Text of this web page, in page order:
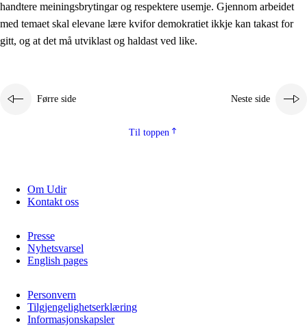
2.5.1 Folkehelse og livsmeistring
2.5.2 Demokrati og medborgarskap
handtere meiningsbrytingar og respektere usemje. Gjennom arbeidet
med temaet skal elevane lære kvifor demokratiet ikkje kan takast for
gitt, og at det må utviklast og haldast ved like.
Førre side Neste side
Til toppen
Om Udir
Kontakt oss
Presse
Nyhetsvarsel
English pages
Personvern
Tilgjengelighetserklæring
Informasjonskapsler